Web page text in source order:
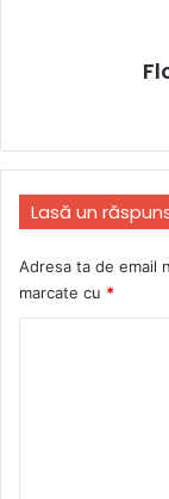
Lasă un
Adresa ta de email
marcate cu *